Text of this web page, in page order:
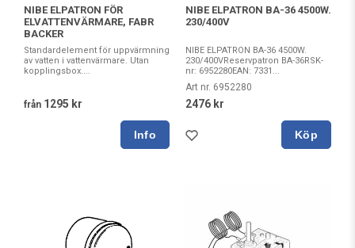
NIBE ELPATRON FÖR
ELVATTENVÄRMARE, FABR
BACKER
Standardelement för uppvärmning
av vatten i vattenvärmare. Utan
kopplingsbox....
från 1295 kr
NIBE ELPATRON BA-36 4500W.
230/400V
NIBE ELPATRON BA-36 4500W.
230/400VReservpatron BA-36RSK-
nr: 6952280EAN: 7331...
Art nr. 6952280
2476 kr
Köp